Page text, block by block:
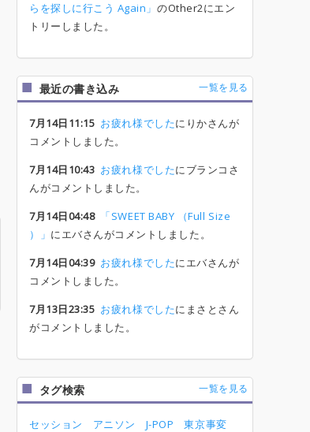
らを探しに行こう Again」のOther2にエン
トリーしました。
最近の書き込み 一覧を見る
7月14日11:15 お疲れ様でしたにりかさんが
コメントしました。
7月14日10:43 お疲れ様でしたにブランコさ
んがコメントしました。
7月14日04:48
「SWEET BABY （Full Size
）」 にエバさんがコメントしました。
7月14日04:39 お疲れ様でしたにエバさんが
コメントしました。
7月13日23:35 お疲れ様でしたにまさとさん
がコメントしました。
タグ検索 一覧を見る
セッション アニソン J-POP 東京事変